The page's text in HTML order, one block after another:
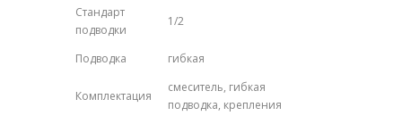
Стандарт
подводки
1/2
Подводка гибкая
Комплектация
смеситель, гибкая
подводка, крепления